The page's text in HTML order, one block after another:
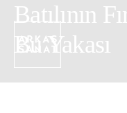
Batılının
Bu Yakası